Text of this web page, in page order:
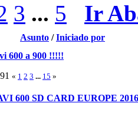
3 ... 5 Ir
Asunto /Iniciado por
600 a 900 !!!!!
« 1 2 3 ... 15 »
600 SD CARD EUROPE